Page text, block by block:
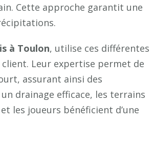
Cette approche garantit une
à Toulon, utilise ces différentes
Leur expertise permet de
assurant ainsi des
drainage efficace, les terrains
les joueurs bénéficient d’une